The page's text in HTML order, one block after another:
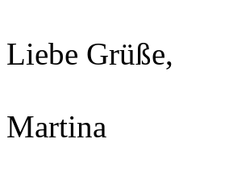
Liebe Grüße,
Martina